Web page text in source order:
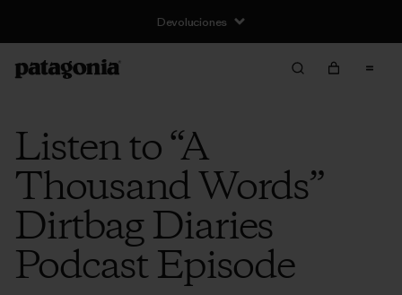
Devoluciones
Listen to “A
Thousand Words”
Dirtbag Diaries
Podcast Episode